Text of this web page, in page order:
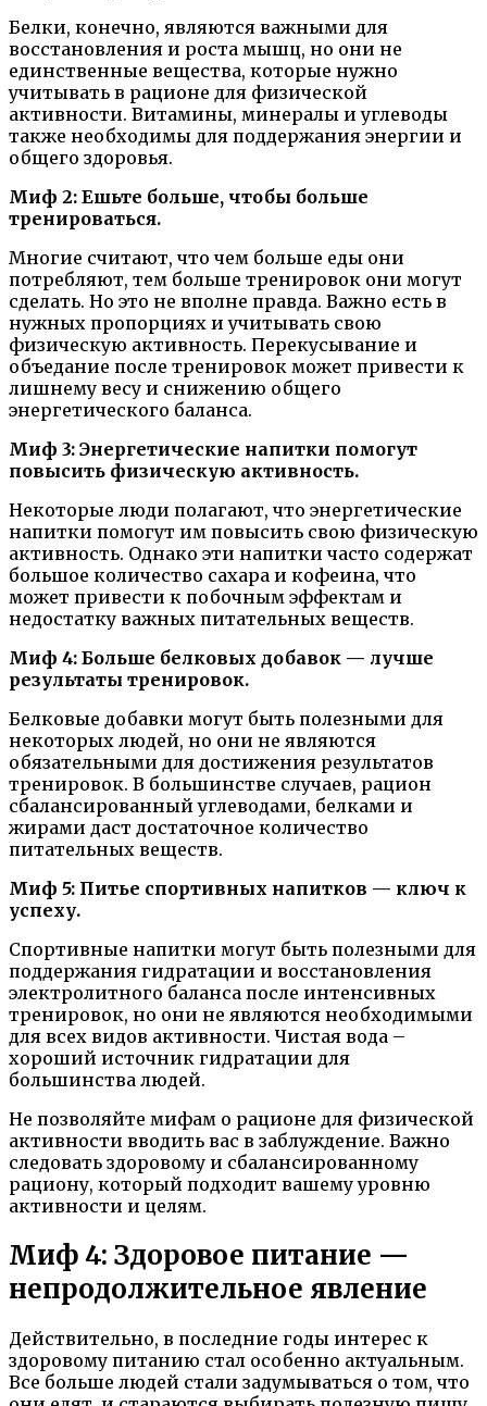
Белки, конечно, являются важными для
восстановления и роста мышц, но они не
единственные вещества, которые нужно
учитывать в рационе для физической
активности. Витамины, минералы и углеводы
также необходимы для поддержания энергии и
общего здоровья.
Миф 2: Ешьте больше, чтобы больше
тренироваться.
Многие считают, что чем больше еды они
потребляют, тем больше тренировок они могут
сделать. Но это не вполне правда. Важно есть в
нужных пропорциях и учитывать свою
физическую активность. Перекусывание и
объедание после тренировок может привести к
лишнему весу и снижению общего
энергетического баланса.
Миф 3: Энергетические напитки помогут
повысить физическую активность.
Некоторые люди полагают, что энергетические
напитки помогут им повысить свою физическую
активность. Однако эти напитки часто содержат
большое количество сахара и кофеина, что
может привести к побочным эффектам и
недостатку важных питательных веществ.
Миф 4: Больше белковых добавок — лучше
результаты тренировок.
Белковые добавки могут быть полезными для
некоторых людей, но они не являются
обязательными для достижения результатов
тренировок. В большинстве случаев, рацион
сбалансированный углеводами, белками и
жирами даст достаточное количество
питательных веществ.
Миф 5: Питье спортивных напитков — ключ к
успеху.
Спортивные напитки могут быть полезными для
поддержания гидратации и восстановления
электролитного баланса после интенсивных
тренировок, но они не являются необходимыми
для всех видов активности. Чистая вода –
хороший источник гидратации для
большинства людей.
Не позволяйте мифам о рационе для физической
активности вводить вас в заблуждение. Важно
следовать здоровому и сбалансированному
рациону, который подходит вашему уровню
активности и целям.
Миф 4: Здоровое питание —
непродолжительное явление
Действительно, в последние годы интерес к
здоровому питанию стал особенно актуальным.
Все больше людей стали задумываться о том, что